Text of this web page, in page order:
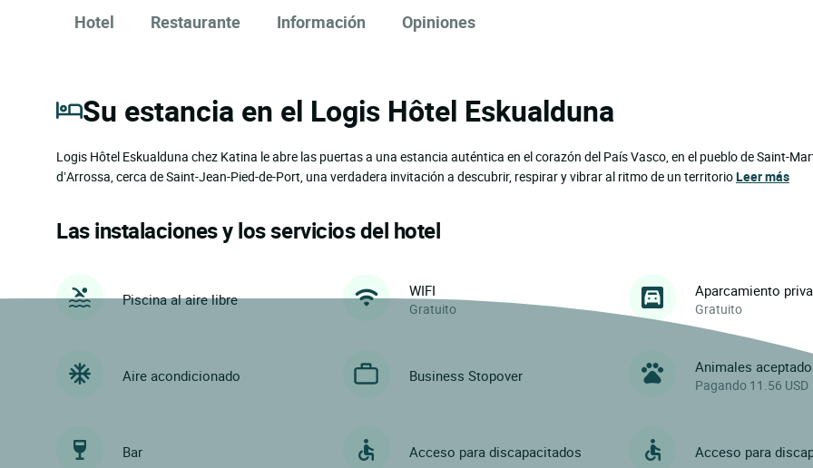
Hotel Restaurante Información Opiniones
Su estancia en el Logis Hôtel Eskualduna
Logis Hôtel Eskualduna chez Katina le abre las puertas a una estancia auténtica en el corazón del País Vasco, en el pueblo de Saint-
d’Arrossa, cerca de Saint-Jean-Pied-de-Port, una verdadera invitación a descubrir, respirar y vibrar al ritmo de un territorioLeer más
Las instalaciones y los servicios del hotel
Piscina al aire libre WIFI
Gratuito
Aparcamiento
Gratuito
Aire acondicionado Business Stopover Animales
Pagando 11.56 USD
Bar Acceso para discapacitados Acceso para